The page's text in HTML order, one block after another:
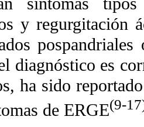
y regurgitación
diagnóstico es
ha sido
de ERGE(9-